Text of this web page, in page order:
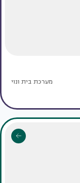
מערכת בית ונוי